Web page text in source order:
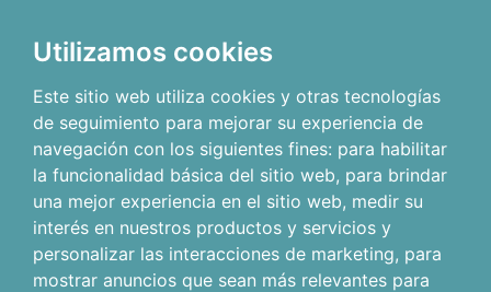
Utilizamos cookies
Este sitio web utiliza cookies y otras tecnologías
de seguimiento para mejorar su experiencia de
navegación con los siguientes fines: para habilitar
la funcionalidad básica del sitio web, para brindar
una mejor experiencia en el sitio web, medir su
interés en nuestros productos y servicios y
personalizar las interacciones de marketing, para
mostrar anuncios que sean más relevantes para